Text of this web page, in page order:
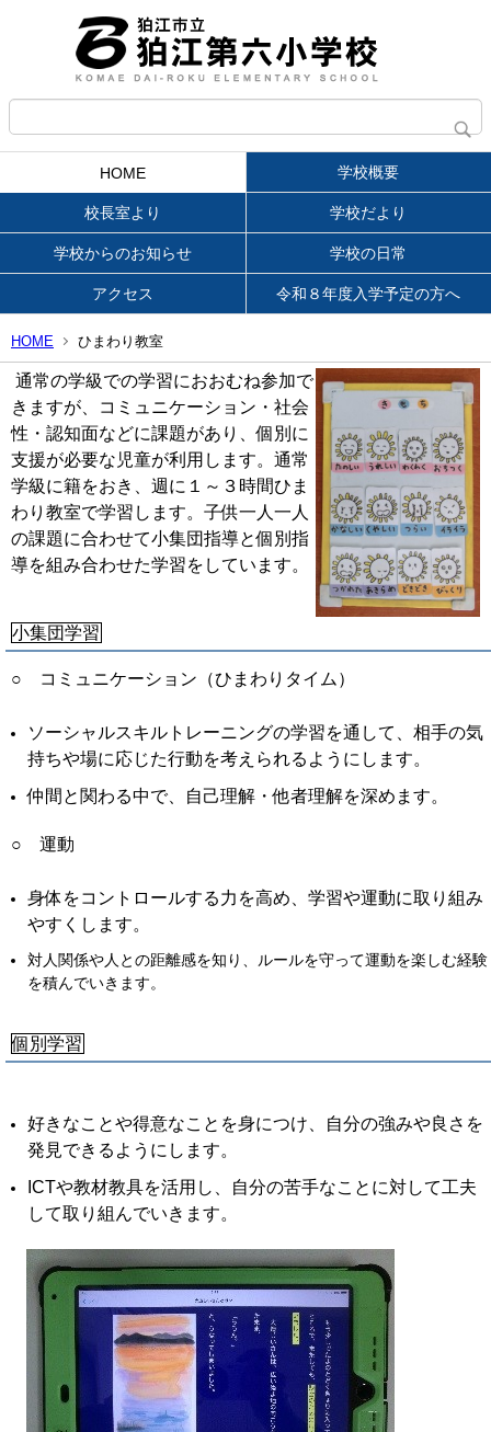
HOME 学校概要
校長室より 学校だより
学校からのお知らせ 学校の日常
アクセス 令和８年度入学予定の方へ
HOME ひまわり教室
通常の学級での学習におおむね参加で
きますが、コミュニケーション・ 社会
性・認知面などに課題があり、個別に
支援が必要な児童が利用します。 通常
学級に籍をおき、週に１～３時間ひま
わり教室で学習します。子供一人一人
の課題に合わせて小集団指導と個別指
導を組み合わせた学習をしています。
小集団学習
○ コミュニケーション（ひまわりタイム）
ソーシャルスキルトレーニングの学習を通して、相手の気
持ちや場に応じた行動を考えられるようにします。
仲間と関わる中で、自己理解・他者理解を深めます。
○ 運動
身体をコントロールする力を高め、学習や運動に取り組み
やすくします。
対人関係や人との距離感を知り、ルールを守って運動を楽しむ経験
を積んでいきます。
個別学習
好きなことや得意なことを身につけ、自分の強みや良さを
発見できるようにします。
ICTや教材教具を活用し、自分の苦手なことに対して工夫
して取り組んでいきます。